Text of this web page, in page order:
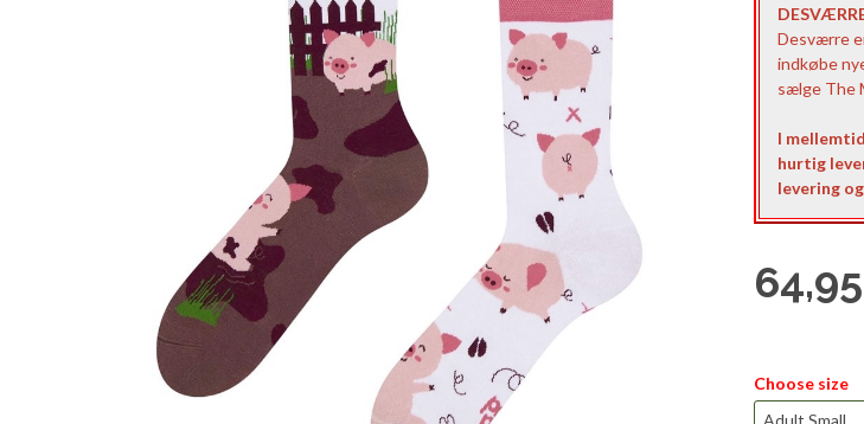
Desværre
indkøbe
sælge The
I
hurtig
levering
64,95
Choose size